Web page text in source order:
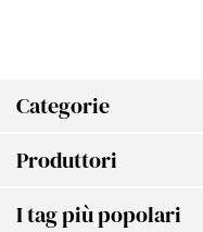
Categorie
Produttori
I tag più popolari